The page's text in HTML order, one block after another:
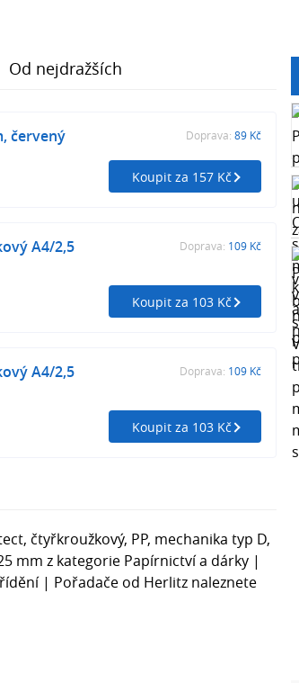
Od nejdražších
červený Doprava: 89 Kč
Koupit za 157 Kč
A4/2,5
Doprava: 109 Kč
Koupit za 103 Kč
A4/2,5
Doprava: 109 Kč
Koupit za 103 Kč
čtyřkroužkový, PP, mechanika typ D,
mm z kategorie Papírnictví a dárky |
| Pořadače od Herlitz naleznete